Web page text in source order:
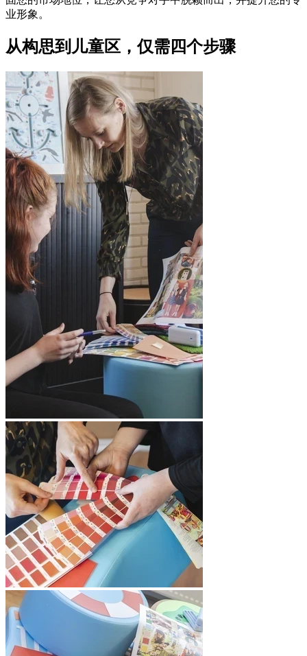
业形象。
从构思到儿童区，仅需四个步骤